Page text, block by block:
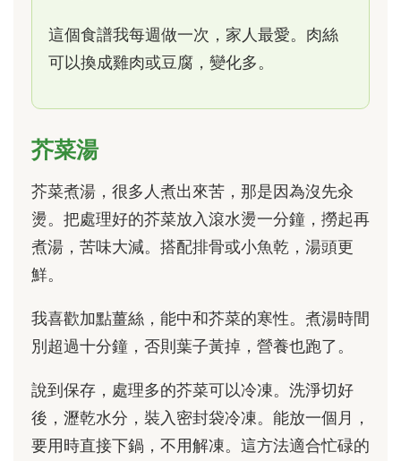
這個食譜我每週做一次，家人最愛。肉絲
可以換成雞肉或豆腐，變化多。
芥菜湯
芥菜煮湯，很多人煮出來苦，那是因為沒先汆
燙。把處理好的芥菜放入滾水燙一分鐘，撈起再
煮湯，苦味大減。搭配排骨或小魚乾，湯頭更
鮮。
我喜歡加點薑絲，能中和芥菜的寒性。煮湯時間
別超過十分鐘，否則葉子黃掉，營養也跑了。
說到保存，處理多的芥菜可以冷凍。洗淨切好
後，瀝乾水分，裝入密封袋冷凍。能放一個月，
要用時直接下鍋，不用解凍。這方法適合忙碌的